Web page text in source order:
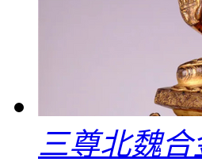
三尊北魏